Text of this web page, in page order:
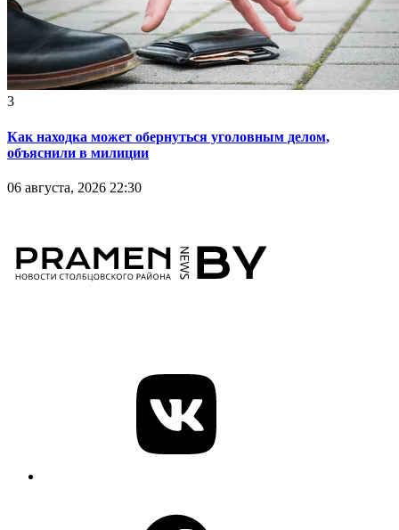
3
Как находка может обернуться уголовным делом,
объяснили в милиции
06 августа, 2026 22:30